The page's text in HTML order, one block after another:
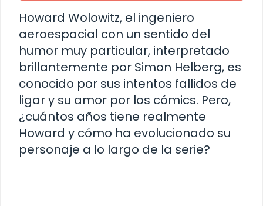
Howard Wolowitz, el ingeniero
aeroespacial con un sentido del
humor muy particular, interpretado
brillantemente por Simon Helberg, es
conocido por sus intentos fallidos de
ligar y su amor por los cómics. Pero,
¿cuántos años tiene realmente
Howard y cómo ha evolucionado su
personaje a lo largo de la serie?